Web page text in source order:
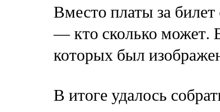
Вместо платы за
— кто сколько может.
которых был
В итоге удалось